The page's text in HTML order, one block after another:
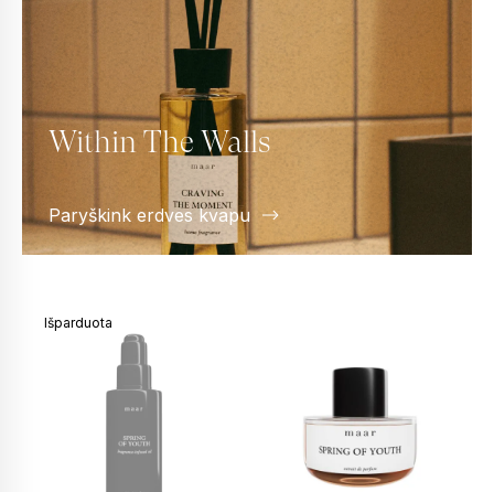
Paryškink erdves kvapu
Within The Walls
Išparduota